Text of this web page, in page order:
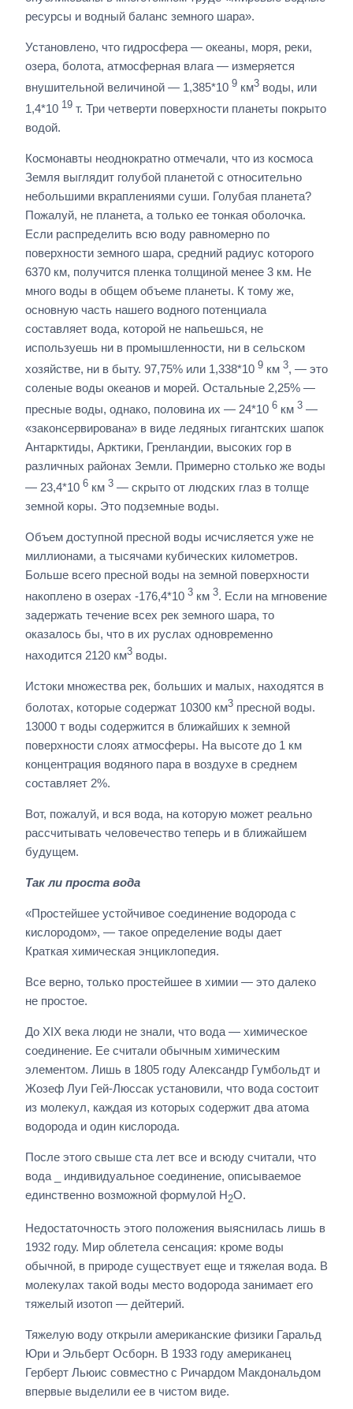
ресурсы и водный баланс земного шара».
Установлено, что гидросфера — океаны, моря, реки,
озера, болота, атмосферная влага — измеряется
внушительной величиной — 1,385*10 9 км3 воды, или
1,4*10 19 т. Три четверти поверхности планеты покрыто
водой.
Космонавты неоднократно отмечали, что из космоса
Земля выглядит голубой планетой с относительно
небольшими вкраплениями суши. Голубая планета?
Пожалуй, не планета, а только ее тонкая оболочка.
Если распределить всю воду равномерно по
поверхности земного шара, средний радиус которого
6370 км, получится пленка толщиной менее 3 км. Не
много воды в общем объеме планеты. К тому же,
основную часть нашего водного потенциала
составляет вода, которой не напьешься, не
используешь ни в промышленности, ни в сельском
хозяйстве, ни в быту. 97,75% или 1,338*10 9 км 3, — это
соленые воды океанов и морей. Остальные 2,25% —
пресные воды, однако, половина их — 24*10 6 км 3 —
«законсервирована» в виде ледяных гигантских шапок
Антарктиды, Арктики, Гренландии, высоких гор в
различных районах Земли. Примерно столько же воды
— 23,4*10 6 км 3 — скрыто от людских глаз в толще
земной коры. Это подземные воды.
Объем доступной пресной воды исчисляется уже не
миллионами, а тысячами кубических километров.
Больше всего пресной воды на земной поверхности
накоплено в озерах -176,4*10 3 км 3. Если на мгновение
задержать течение всех рек земного шара, то
оказалось бы, что в их руслах одновременно
находится 2120 км3 воды.
Истоки множества рек, больших и малых, находятся в
болотах, которые содержат 10300 км3 пресной воды.
13000 т воды содержится в ближайших к земной
поверхности слоях атмосферы. На высоте до 1 км
концентрация водяного пара в воздухе в среднем
составляет 2%.
Вот, пожалуй, и вся вода, на которую может реально
рассчитывать человечество теперь и в ближайшем
будущем.
Так ли проста вода
«Простейшее устойчивое соединение водорода с
кислородом», — такое определение воды дает
Краткая химическая энциклопедия.
Все верно, только простейшее в химии — это далеко
не простое.
До XIX века люди не знали, что вода — химическое
соединение. Ее считали обычным химическим
элементом. Лишь в 1805 году Александр Гумбольдт и
Жозеф Луи Гей-Люссак установили, что вода состоит
из молекул, каждая из которых содержит два атома
водорода и один кислорода.
После этого свыше ста лет все и всюду считали, что
вода _ индивидуальное соединение, описываемое
единственно возможной формулой H2O.
Недостаточность этого положения выяснилась лишь в
1932 году. Мир облетела сенсация: кроме воды
обычной, в природе существует еще и тяжелая вода. В
молекулах такой воды место водорода занимает его
тяжелый изотоп — дейтерий.
Тяжелую воду открыли американские физики Гаральд
Юри и Эльберт Осборн. В 1933 году американец
Герберт Льюис совместно с Ричардом Макдональдом
впервые выделили ее в чистом виде.